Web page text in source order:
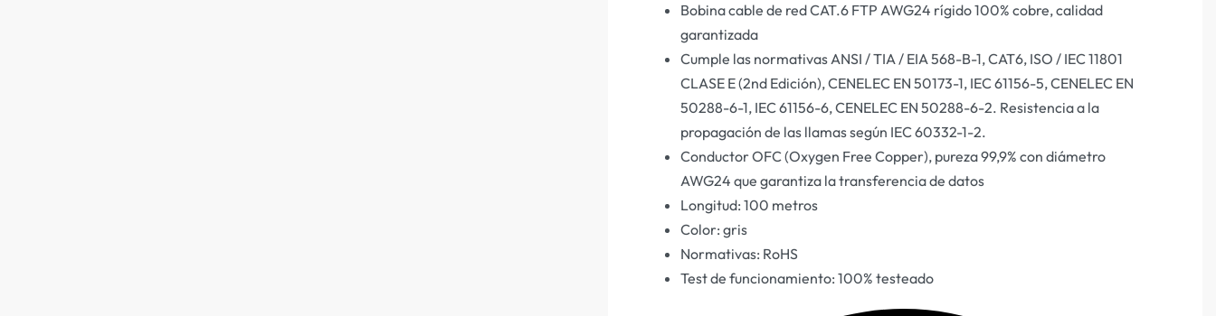
Bobina cable de red CAT.6 FTP AWG24 rígido 100% cobre, calidad
garantizada
Cumple las normativas ANSI / TIA / EIA 568-B-1, CAT6, ISO / IEC 11801
CLASE E (2nd Edición), CENELEC EN 50173-1, IEC 61156-5, CENELEC EN
50288-6-1, IEC 61156-6, CENELEC EN 50288-6-2. Resistencia a la
propagación de las llamas según IEC 60332-1-2.
Conductor OFC (Oxygen Free Copper), pureza 99,9% con diámetro
AWG24 que garantiza la transferencia de datos
Longitud: 100 metros
Color: gris
Normativas: RoHS
Test de funcionamiento: 100% testeado